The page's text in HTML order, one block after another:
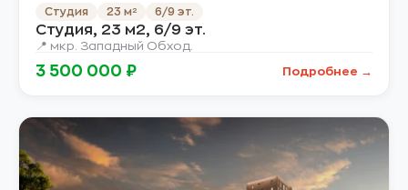
Студия 23 м² 6/9 эт.
Студия, 23 м2, 6/9 эт.
📍 мкр. Западный Обход.
3 500 000 ₽ Подробнее →